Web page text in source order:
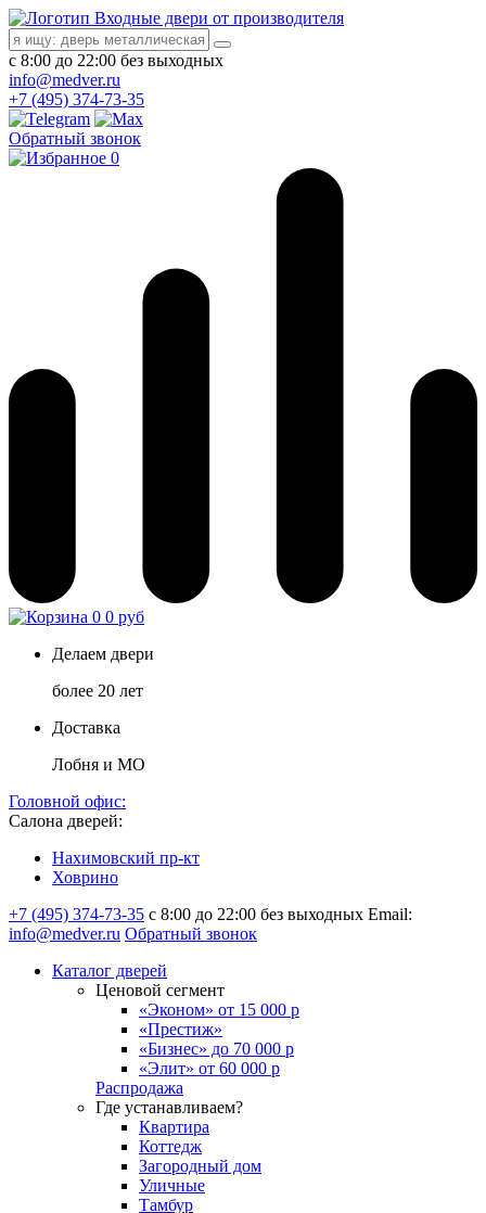
Входные двери от производителя
с 8:00 до 22:00 без выходных
info@medver.ru
+7 (495) 374-73-35
Обратный звонок
0
0 0 руб
Делаем двери
более 20 лет
Доставка
Лобня и МО
Головной офис:
Салона дверей:
Нахимовский пр-кт
Ховрино
+7 (495) 374-73-35 с 8:00 до 22:00 без выходных Email:
info@medver.ru Обратный звонок
Каталог дверей
Ценовой сегмент
«Эконом» от 15 000 р
«Престиж»
«Бизнес» до 70 000 р
«Элит» от 60 000 р
Распродажа
Где устанавливаем?
Квартира
Коттедж
Загородный дом
Уличные
Тамбур